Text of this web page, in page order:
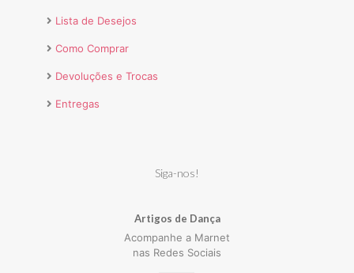
Lista de Desejos
Como Comprar
Devoluções e Trocas
Entregas
Siga-nos!
Artigos de Dança
Acompanhe a Marnet
nas Redes Sociais